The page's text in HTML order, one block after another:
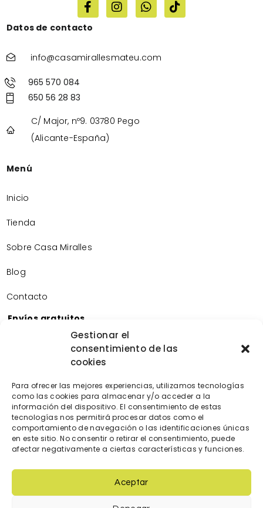
Gestionar el
consentimiento de las
cookies
Para ofrecer las mejores experiencias, utilizamos tecnologías
como las cookies para almacenar y/o acceder a la
información del dispositivo. El consentimiento de estas
tecnologías nos permitirá procesar datos como el
comportamiento de navegación o las identificaciones únicas
en este sitio. No consentir o retirar el consentimiento, puede
afectar negativamente a ciertas características y funciones.
Aceptar
Datos de contacto
info@casamirallesmateu.com
965 570 084
650 56 28 83
C/ Major, nº9. 03780 Pego
(Alicante-España)
Menú
Inicio
Tienda
Sobre Casa Miralles
Blog
Contacto
Envíos gratuitos
Envíos gratuitos por la compra de más de 60€.
Devoluciones gratuitas
Devoluciones gratuitas en nuestra tienda física.
Pago seguro
Tarjeta de crédito/débito.
Transferencia bancaria.
Bizum.